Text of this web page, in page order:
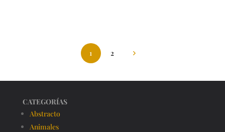
1 2
CATEGORÍAS
Abstracto
Animales